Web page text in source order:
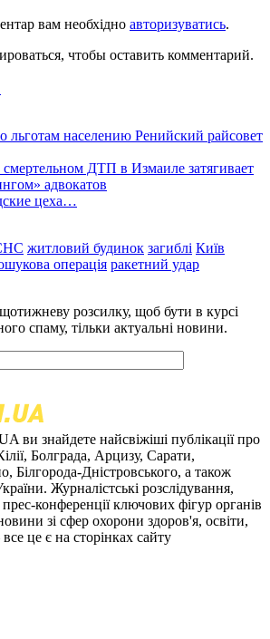
вам необхідно авторизуватись.
чтобы оставить комментарий.
населению Ренийский райсовет
ДТП в Измаиле затягивает
адвокатов
цеха…
житловий будинок загиблі Київ
операція ракетний удар
розсилку, щоб бути в курсі
спаму, тільки актуальні новини.
ви знайдете найсвіжіші публікації про
Болграда, Арцизу, Сарати,
Білгорода-Дністровського, а також
Журналістські розслідування,
прес-конференції ключових фігур органів
зі сфер охорони здоров'я, освіти,
це є на сторінках сайту